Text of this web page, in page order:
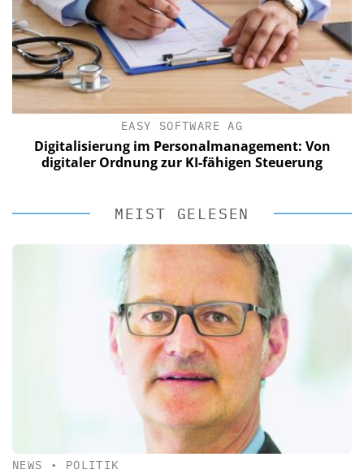
EASY SOFTWARE AG
Digitalisierung im Personalmanagement: Von
digitaler Ordnung zur KI-fähigen Steuerung
MEIST GELESEN
NEWS • POLITIK